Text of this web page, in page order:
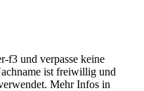
f3 und verpasse keine
ist freiwillig und
Mehr Infos in